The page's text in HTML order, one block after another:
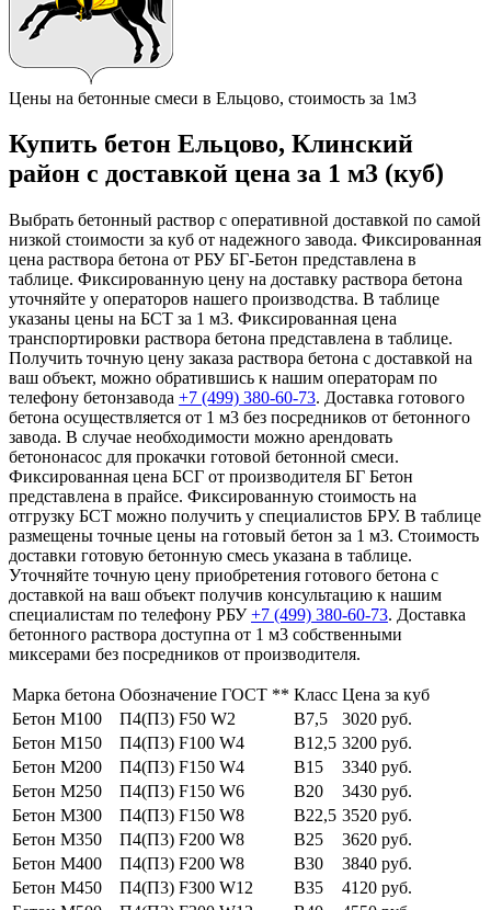
Цены на бетонные смеси в Ельцово, стоимость за 1м3
Купить бетон Ельцово, Клинский
район с доставкой цена за 1 м3 (куб)
Выбрать бетонный раствор с оперативной доставкой по самой
низкой стоимости за куб от надежного завода. Фиксированная
цена раствора бетона от РБУ БГ-Бетон представлена в
таблице. Фиксированную цену на доставку раствора бетона
уточняйте у операторов нашего производства. В таблице
указаны цены на БСТ за 1 м3. Фиксированная цена
транспортировки раствора бетона представлена в таблице.
Получить точную цену заказа раствора бетона с доставкой на
ваш объект, можно обратившись к нашим операторам по
телефону бетонзавода +7 (499) 380-60-73. Доставка готового
бетона осуществляется от 1 м3 без посредников от бетонного
завода. В случае необходимости можно арендовать
бетононасос для прокачки готовой бетонной смеси.
Фиксированная цена БСГ от производителя БГ Бетон
представлена в прайсе. Фиксированную стоимость на
отгрузку БСТ можно получить у специалистов БРУ. В таблице
размещены точные цены на готовый бетон за 1 м3. Стоимость
доставки готовую бетонную смесь указана в таблице.
Уточняйте точную цену приобретения готового бетона с
доставкой на ваш объект получив консультацию к нашим
специалистам по телефону РБУ+7 (499) 380-60-73. Доставка
бетонного раствора доступна от 1 м3 собственными
миксерами без посредников от производителя.
Марка бетона Обозначение ГОСТ ** Класс Цена за куб
Бетон М100
П4(П3) F50 W2 В7,5
3020 руб.
Бетон М150
П4(П3) F100 W4 В12,5 3200 руб.
Бетон М200
П4(П3) F150 W4 В15
3340 руб.
Бетон М250
П4(П3) F150 W6 В20
3430 руб.
Бетон М300
П4(П3) F150 W8 В22,5 3520 руб.
Бетон М350
П4(П3) F200 W8 В25
3620 руб.
Бетон М400
П4(П3) F200 W8 В30
3840 руб.
Бетон М450
П4(П3) F300 W12 В35
4120 руб.